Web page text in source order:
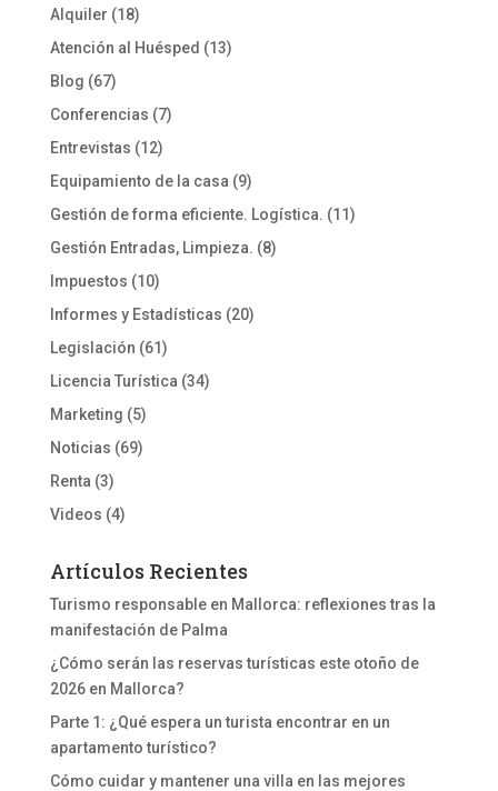
Alquiler (18)
Atención al Huésped (13)
Blog (67)
Conferencias (7)
Entrevistas (12)
Equipamiento de la casa (9)
Gestión de forma eficiente. Logística. (11)
Gestión Entradas, Limpieza. (8)
Impuestos (10)
Informes y Estadísticas (20)
Legislación (61)
Licencia Turística (34)
Marketing (5)
Noticias (69)
Renta (3)
Videos (4)
Artículos Recientes
Turismo responsable en Mallorca: reflexiones tras la
manifestación de Palma
¿Cómo serán las reservas turísticas este otoño de
2026 en Mallorca?
Parte 1: ¿Qué espera un turista encontrar en un
apartamento turístico?
Cómo cuidar y mantener una villa en las mejores